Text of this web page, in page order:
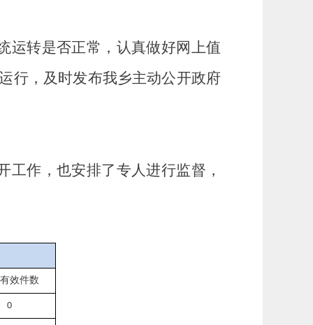
运转是否正常，认真做好网上值
行，及时发布我乡主动公开政府
工作，也安排了专人进行监督，
效件数
0